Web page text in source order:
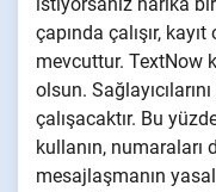
istiyorsanız harika
çapında çalışır,
mevcuttur. TextNow
olsun.
çalışacaktır. Bu
kullanın, numaraları
mesajlaşmanın